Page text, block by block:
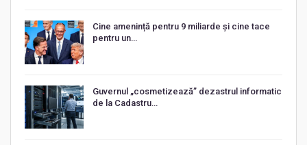
Cine amenință pentru 9 miliarde și cine tace
pentru un…
Guvernul „cosmetizează” dezastrul informatic
de la Cadastru…